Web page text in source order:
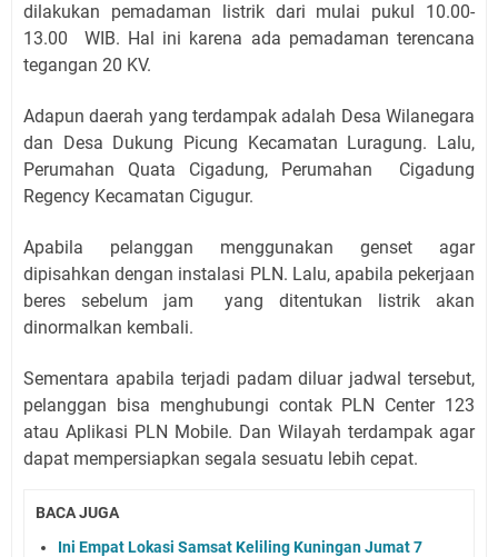
dilakukan pemadaman listrik dari mulai pukul 10.00-
13.00 WIB. Hal ini karena ada pemadaman terencana
tegangan 20 KV.
Adapun daerah yang terdampak adalah Desa Wilanegara
dan Desa Dukung Picung Kecamatan Luragung. Lalu,
Perumahan Quata Cigadung, Perumahan Cigadung
Regency Kecamatan Cigugur.
Apabila pelanggan menggunakan genset agar
dipisahkan dengan instalasi PLN. Lalu, apabila pekerjaan
beres sebelum jam yang ditentukan listrik akan
dinormalkan kembali.
Sementara apabila terjadi padam diluar jadwal tersebut,
pelanggan bisa menghubungi contak PLN Center 123
atau Aplikasi PLN Mobile. Dan Wilayah terdampak agar
dapat mempersiapkan segala sesuatu lebih cepat.
BACA JUGA
Ini Empat Lokasi Samsat Keliling Kuningan Jumat 7